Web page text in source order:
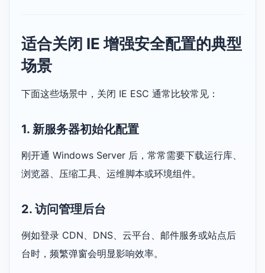
适合关闭 IE 增强安全配置的典型
场景
下面这些场景中，关闭 IE ESC 通常比较常见：
1. 新服务器初始化配置
刚开通 Windows Server 后，常常需要下载运行库、
浏览器、压缩工具、运维脚本或环境组件。
2. 访问管理后台
例如登录 CDN、DNS、云平台、邮件服务或站点后
台时，频繁弹窗会明显影响效率。